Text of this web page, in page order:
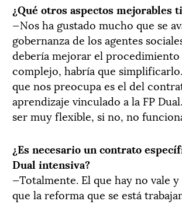
¿Qué otros aspectos mejorables
—Nos ha gustado mucho que se
gobernanza de los agentes
debería mejorar el
complejo, habría que
que nos preocupa es el del
aprendizaje vinculado a la FP
ser muy flexible, si no, no
¿Es necesario un contrato
Dual intensiva?
—Totalmente. El que hay no vale
que la reforma que se está